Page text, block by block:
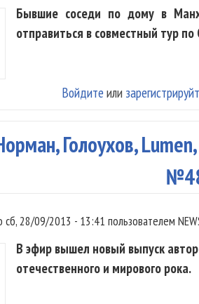
Бывшие соседи по дому в
отправиться в совместный тур
Войдите или
Голоухов,
сб, 28/09/2013 - 13:41 пользователем
В эфир вышел новый выпуск
отечественного и мирового рока.